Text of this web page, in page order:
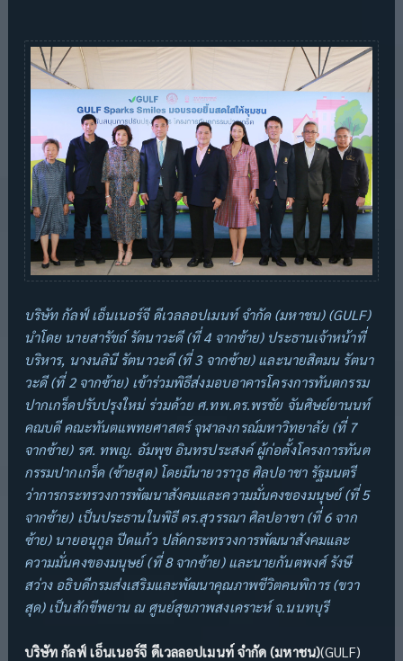
บริษัท กัลฟ์ เอ็นเนอร์จี ดีเวลลอปเมนท์ จำกัด (มหาชน) (GULF)
นำโดย นายสารัชถ์ รัตนาวะดี (ที่ 4 จากซ้าย) ประธานเจ้าหน้าที่
บริหาร, นางนลินี รัตนาวะดี (ที่ 3 จากซ้าย) และนายสิตมน รัตนา
วะดี (ที่ 2 จากซ้าย) เข้าร่วมพิธีส่งมอบอาคารโครงการทันตกรรม
ปากเกร็ดปรับปรุงใหม่ ร่วมด้วย ศ.ทพ.ดร.พรชัย จันศิษย์ยานนท์
คณบดี คณะทันตแพทยศาสตร์ จุฬาลงกรณ์มหาวิทยาลัย (ที่ 7
จากซ้าย) รศ. ทพญ. อัมพุช อินทรประสงค์ ผู้ก่อตั้งโครงการทันต
กรรมปากเกร็ด (ซ้ายสุด) โดยมีนายวราวุธ ศิลปอาชา รัฐมนตรี
ว่าการกระทรวงการพัฒนาสังคมและความมั่นคงของมนุษย์ (ที่ 5
จากซ้าย) เป็นประธานในพิธี ดร.สุวรรณา ศิลปอาชา (ที่ 6 จาก
ซ้าย) นายอนุกูล ปีดแก้ว ปลัดกระทรวงการพัฒนาสังคมและ
ความมั่นคงของมนุษย์ (ที่ 8 จากซ้าย) และนายกันตพงศ์ รังษี
สว่าง อธิบดีกรมส่งเสริมและพัฒนาคุณภาพชีวิตคนพิการ (ขวา
สุด) เป็นสักขีพยาน ณ ศูนย์สุขภาพสงเคราะห์ จ.นนทบุรี
บริษัท กัลฟ์ เอ็นเนอร์จี ดีเวลลอปเมนท์ จำกัด (มหาชน)(GULF)